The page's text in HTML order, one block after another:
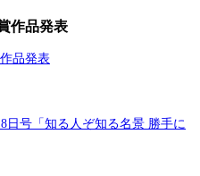
作品発表